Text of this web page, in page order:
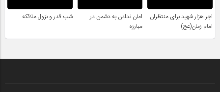
اجر هزار شهید برای منتظران
امام زمان(عج)
امان ندادن به دشمن در
مبارزه
شب قدر و نزول ملائکه